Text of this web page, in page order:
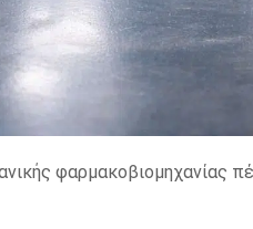
φαρμακοβιομηχανίας